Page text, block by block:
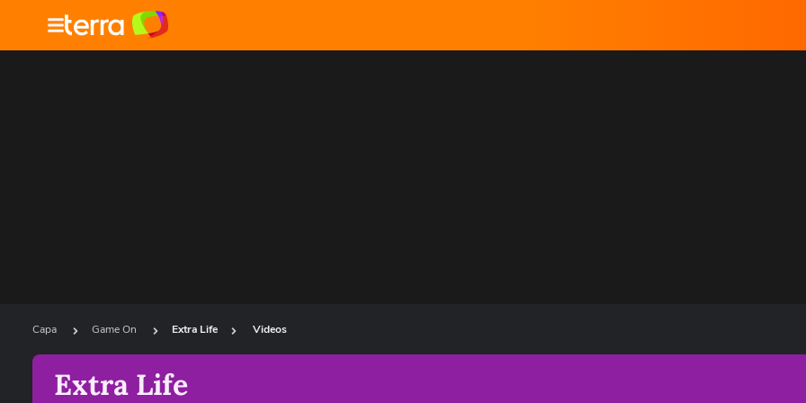
Capa Game On Extra Life Videos
Extra Life